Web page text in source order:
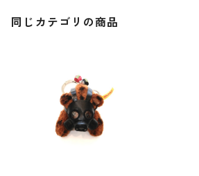
同じカテゴリの商品